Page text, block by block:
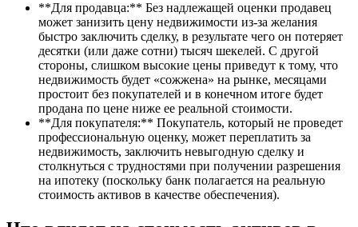
**Для продавца:** Без надлежащей оценки продавец
может занизить цену недвижимости из-за желания
быстро заключить сделку, в результате чего он потеряет
десятки (или даже сотни) тысяч шекелей. С другой
стороны, слишком высокие цены приведут к тому, что
недвижимость будет «сожжена» на рынке, месяцами
простоит без покупателей и в конечном итоге будет
продана по цене ниже ее реальной стоимости.
**Для покупателя:** Покупатель, который не проведет
профессиональную оценку, может переплатить за
недвижимость, заключить невыгодную сделку и
столкнуться с трудностями при получении разрешения
на ипотеку (поскольку банк полагается на реальную
стоимость активов в качестве обеспечения).